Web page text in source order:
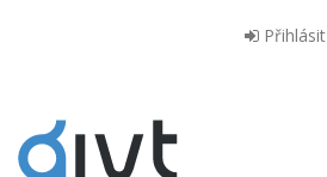
Přihlásit